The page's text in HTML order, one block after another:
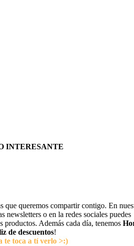
INTERESANTE
que queremos compartir contigo. En
newsletters o en la redes sociales puedes
productos. Además cada día, tenemos
de descuentos!
te toca a tí verlo >:)